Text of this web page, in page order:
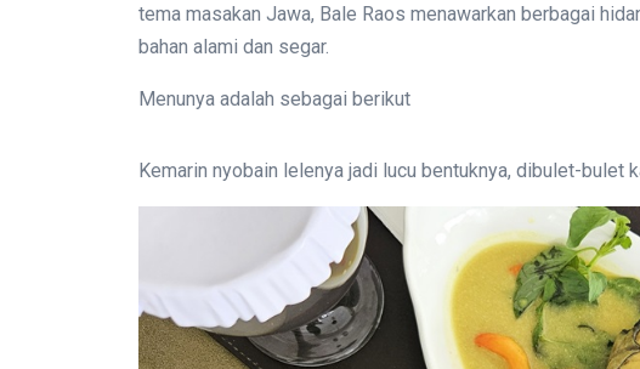
tema masakan Jawa, Bale Raos menawarkan berbagai
bahan alami dan segar.
Menunya adalah sebagai berikut
Kemarin nyobain lelenya jadi lucu bentuknya, dibulet-bulet